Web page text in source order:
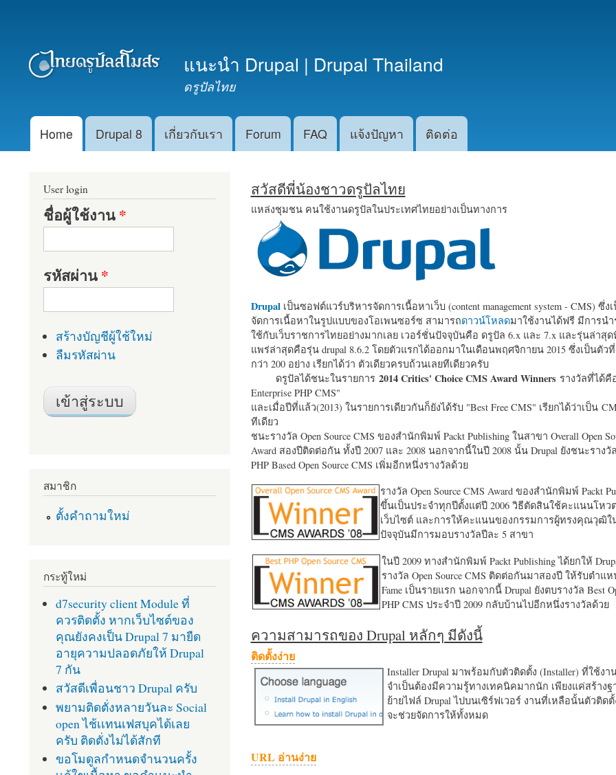
หลัก
แนะนำ Drupal | Drupal Thailand
ดรูปัลไทย
Main menu
Home Drupal 8 เกี่ยวกับเรา Forum FAQ แจ้งปัญหา ติดต่อ
สวัสดีพี่น้องชาวดรูปัลไทย
แหล่งชุมชน คนใช้งานดรูปัลในประเทศไทยอย่างเป็นทางการ
Drupalเป็นซอฟต์แวร์บริหารจัดการเนื้อหาเว็บ (content management system - CMS) ซึ่ง
จัดการเนื้อหาในรูปแบบของโอเพนซอร์ซ สามารถดาวน์โหลดมาใช้งานได้ฟรี มีการน
ใช้กับเว็บราชการไทยอย่างมากเลย เวอร์ชั่นปัจจุบันคือ ดรูปัล 6.x และ 7.x และรุ่นล่าสุด
แพร่ล่าสุดคือรุ่น drupal 8.6.2 โดยตัวแรกได้ออกมาในเดือนพฤศจิกายน 2015 ซึ่งเป็นตั
กว่า 200 อย่าง เรียกได้ว่า ตัวเดียวครบถ้วนเลยทีเดียวครับ
ดรูปัลได้ชนะในรายการ 2014 Critics' Choice CMS Award Winners รางวัลที่ได้คื
Enterprise PHP CMS"
และเมื่อปีที่แล้ว(2013) ในรายการเดียวกันก็ยังได้รับ "Best Free CMS" เรียกได้ว่าเป็น
ทีเดียว
ชนะรางวัล Open Source CMS ของสำนักพิมพ์ Packt Publishing ในสาขา Overall Open
Award สองปีติดต่อกัน ทั้งปี 2007 และ 2008 นอกจากนี้ในปี 2008 นั้น Drupal ยังชนะรางวั
PHP Based Open Source CMS เพิ่มอีกหนึ่งรางวัลด้วย
รางวัล Open Source CMS Award ของสำนักพิมพ์ Packt
ขึ้นเป็นประจำทุกปีตั้งแต่ปี 2006 วิธีตัดสินใช้คะแนนโหว
เว็บไซต์ และการให้คะแนนของกรรมการผู้ทรงคุณวุฒิใ
ปัจจุบันมีการมอบรางวัลปีละ 5 สาขา
ในปี 2009 ทางสำนักพิมพ์ Packt Publishing ได้ยกให้
รางวัล Open Source CMS ติดต่อกันมาสองปี ให้รับตำแ
Fame เป็นรายแรก นอกจากนี้ Drupal ยังตบรางวัล Best
PHP CMS ประจำปี 2009 กลับบ้านไปอีกหนึ่งรางวัลด้วย
ความสามารถของ Drupal หลักๆ มีดังนี้
ติดตั้งง่าย
Installer Drupal มาพร้อมกับตัวติดตั้ง (Installer) ที่ใช้งา
จำเป็นต้องมีความรู้ทางเทคนิคมากนัก เพียงแค่สร้าง
ย้ายไฟล์ Drupal ไปบนเซิร์ฟเวอร์ งานที่เหลือนั้นตัวติดตั้
จะช่วยจัดการให้ทั้งหมด
URL อ่านง่าย
User login
ชื่อผู้ใช้งาน*
รหัสผ่าน*
สร้างบัญชีผู้ใช้ใหม่
ลืมรหัสผ่าน
สมาชิก
ตั้งคำถามใหม่
กระทู้ใหม่
d7security client Module ที่
ควรติดตั้ง หากเว็บไซต์ของ
คุณยังคงเป็น Drupal 7 มายืด
อายุความปลอดภัยให้ Drupal
7 กัน
สวัสดีเพื่อนชาว Drupal ครับ
พยามติดตั่งหลายวันละ Social
open ไช้เเทนเฟสบุคได้เลย
ครับ ติดตั่งไม่ได้สักที
ขอโมดูลกำหนดจำนวนครั้ง